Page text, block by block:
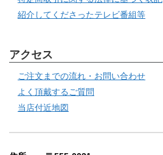
紹介してくださったテレビ番組等
アクセス
ご注文までの流れ・お問い合わせ
よく頂戴するご質問
当店付近地図